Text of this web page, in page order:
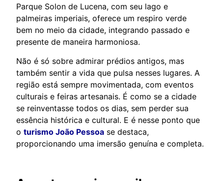
Parque Solon de Lucena, com seu lago e
palmeiras imperiais, oferece um respiro verde
bem no meio da cidade, integrando passado e
presente de maneira harmoniosa.
Não é só sobre admirar prédios antigos, mas
também sentir a vida que pulsa nesses lugares. A
região está sempre movimentada, com eventos
culturais e feiras artesanais. É como se a cidade
se reinventasse todos os dias, sem perder sua
essência histórica e cultural. E é nesse ponto que
o turismo João Pessoa se destaca,
proporcionando uma imersão genuína e completa.